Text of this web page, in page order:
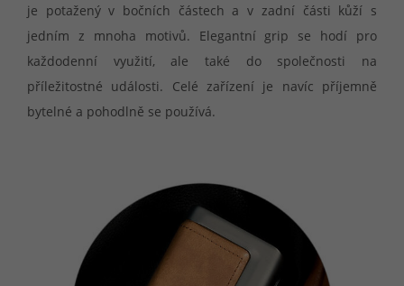
je potažený v bočních částech a v zadní části kůží s
jedním z mnoha motivů. Elegantní grip se hodí pro
každodenní využití, ale také do společnosti na
příležitostné události. Celé zařízení je navíc příjemně
bytelné a pohodlně se používá.